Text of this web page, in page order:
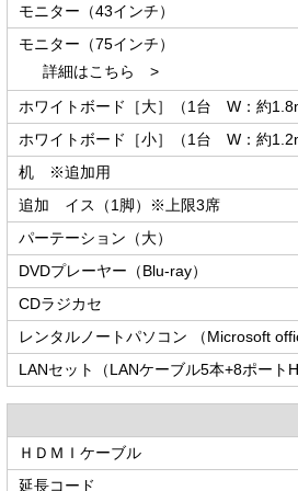
モニター（43インチ）
モニター（75インチ）
詳細はこちら >
ホワイトボード［大］（1台 W：約
ホワイトボード［小］（1台 W：約
机 ※追加用
追加 イス（1脚）※上限3席
パーテーション（大）
DVDプレーヤー（Blu-ray）
CDラジカセ
レンタルノートパソコン （Microsoft
LANセット（LANケーブル5本+8ポート
ＨＤＭＩケーブル
延長コード